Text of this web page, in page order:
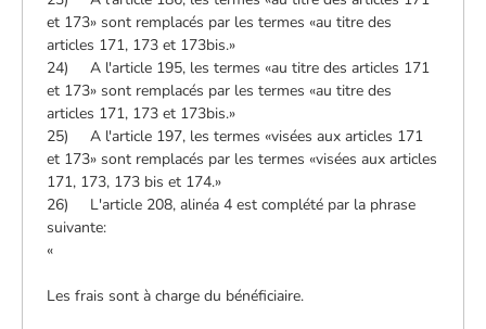
et 173» sont remplacés par les termes «au titre des
articles 171, 173 et 173bis.»
24) A l'article 195, les termes «au titre des articles 171
et 173» sont remplacés par les termes «au titre des
articles 171, 173 et 173bis.»
25) A l'article 197, les termes «visées aux articles 171
et 173» sont remplacés par les termes «visées aux articles
171, 173, 173 bis et 174.»
26) L'article 208, alinéa 4 est complété par la phrase
suivante:
«
Les frais sont à charge du bénéficiaire.